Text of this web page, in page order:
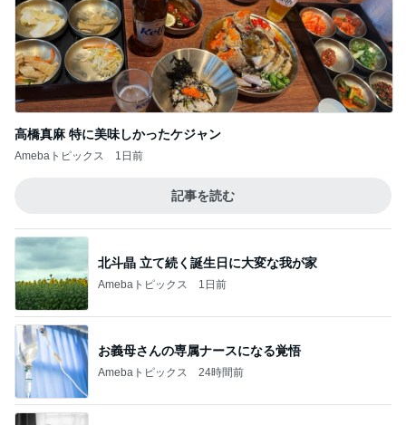
高橋真麻 特に美味しかったケジャン
Amebaトピックス 1日前
記事を読む
北斗晶 立て続く誕生日に大変な我が家
Amebaトピックス 1日前
お義母さんの専属ナースになる覚悟
Amebaトピックス 24時間前